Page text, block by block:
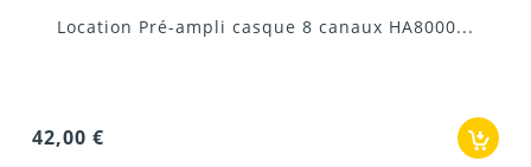
Location Pré-ampli casque 8 canaux HA8000...
42,00 €